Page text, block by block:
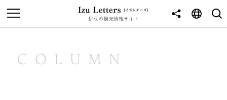
伊豆の観光情報サイト
MENU
NEWS
COLUMN